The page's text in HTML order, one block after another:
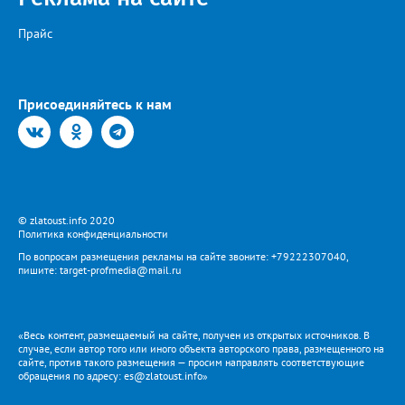
Светлана К., специально для «Златоуст.инфо». Обсуждение
Прайс
Присоединяйтесь к нам
© zlatoust.info 2020
Политика конфиденциальности
По вопросам размещения рекламы на сайте звоните: +79222307040,
пишите: target-profmedia@mail.ru
«Весь контент, размещаемый на сайте, получен из открытых источников. В
случае, если автор того или иного объекта авторского права, размещенного на
сайте, против такого размещения — просим направлять соответствующие
обращения по адресу: es@zlatoust.info»